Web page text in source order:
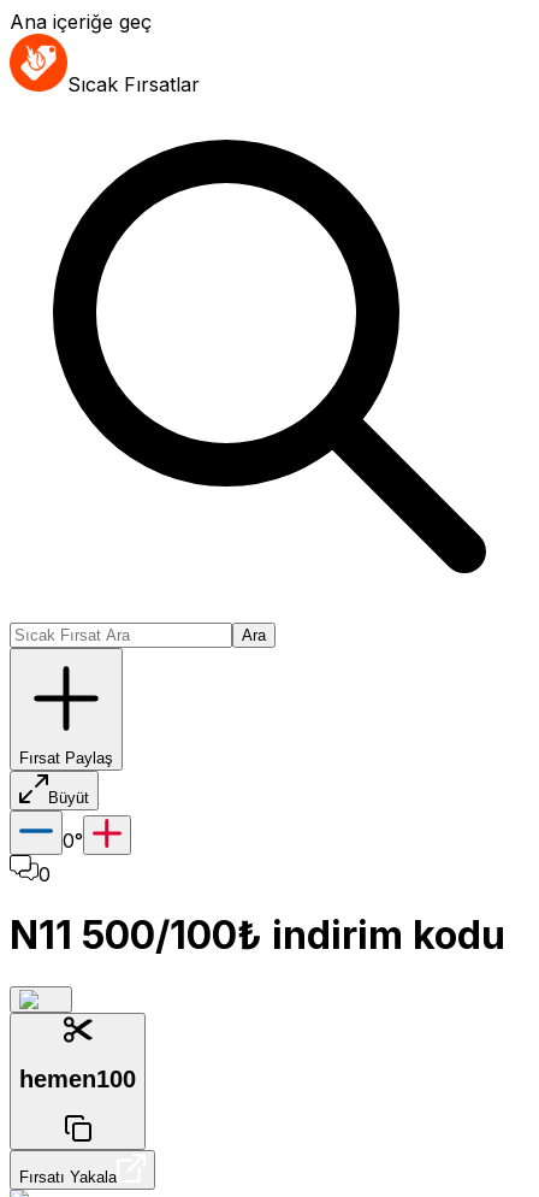
Ana içeriğe geç
Sıcak Fırsatlar
Ara
Fırsat Paylaş
Büyüt
0°
0
N11 500/100₺ indirim kodu
hemen100
Fırsatı Yakala